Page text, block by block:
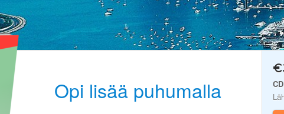
Opi lisää puhumalla